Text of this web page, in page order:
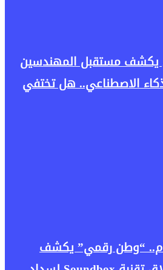
مستقبل المهندسين
الاصطناعي.. هل تختفي
“وطن رقمي” يكشف